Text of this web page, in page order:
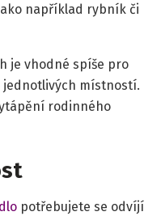
například rybník či
je vhodné spíše pro
místností.
rodinného
potřebujete se odvíjí